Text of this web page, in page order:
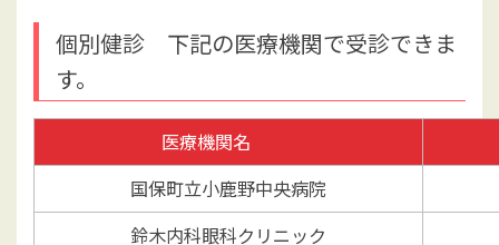
個別健診 下記の医療機関で受診できま
す。
医療機関名
国保町立小鹿野中央病院
鈴木内科眼科クリニック